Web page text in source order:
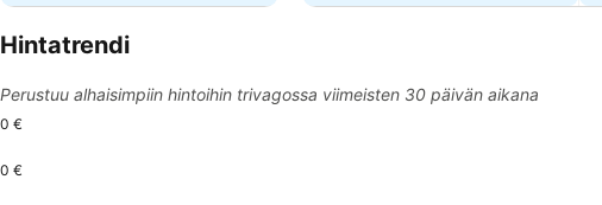
Hintatrendi
Perustuu alhaisimpiin hintoihin trivagossa viimeisten 30 päivän aikana
0 €
0 €